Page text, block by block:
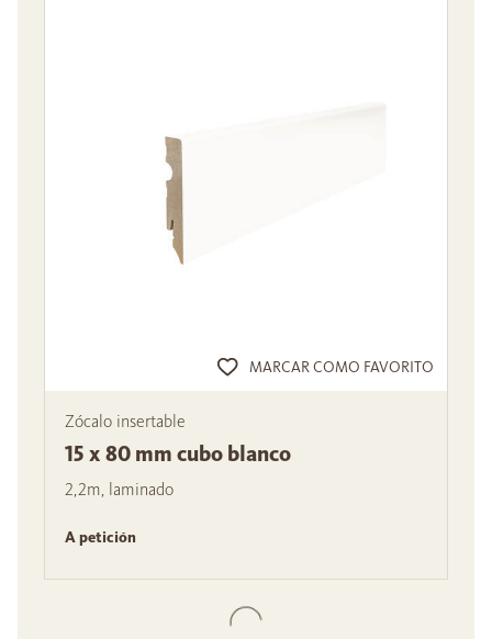
MARCAR COMO FAVORITO
Zócalo insertable
15 x 80 mm cubo blanco
2,2m, laminado
A petición